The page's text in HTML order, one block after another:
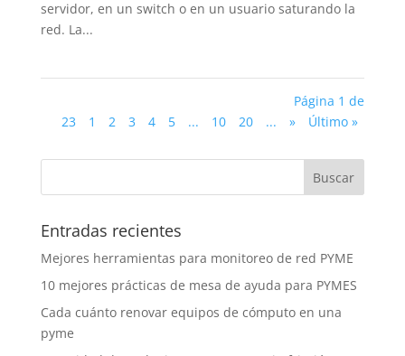
servidor, en un switch o en un usuario saturando la
red. La...
Página 1 de
23
1 2 3 4 5 ... 10 20 ... » Último »
Entradas recientes
Mejores herramientas para monitoreo de red PYME
10 mejores prácticas de mesa de ayuda para PYMES
Cada cuánto renovar equipos de cómputo en una
pyme